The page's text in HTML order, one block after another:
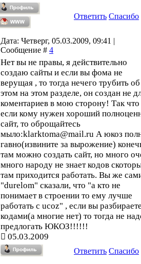
Ответить Спасибо
Дата: Четверг, 05.03.2009, 09:41 |
Сообщение # 4
Нет вы не правы, я действительно
создаю сайты и если вы фома не
верущая , то тогда нечего трубить об
этом на этом разделе, он создан не
коментариев в мою сторону! Так что
если кому нужен хороший
сайт, то оброщайтесь
мыло:klarktoma@mail.ru А юкоз
гавно(извините за вырожение)
там можно создать сайт, но много
много народу не знает кодов
там приходится работать. Вы же
"durelom" сказали, что "а кто не
понимает в строении то ему лучше
работать с ucoz" , если вы
кодами(а многие нет) то тогда не
предлогать ЮКОЗ!!!!!!
05.03.2009
Ответить Спасибо